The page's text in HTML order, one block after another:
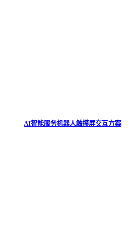
AI智能服务机器人触摸屏交互方案